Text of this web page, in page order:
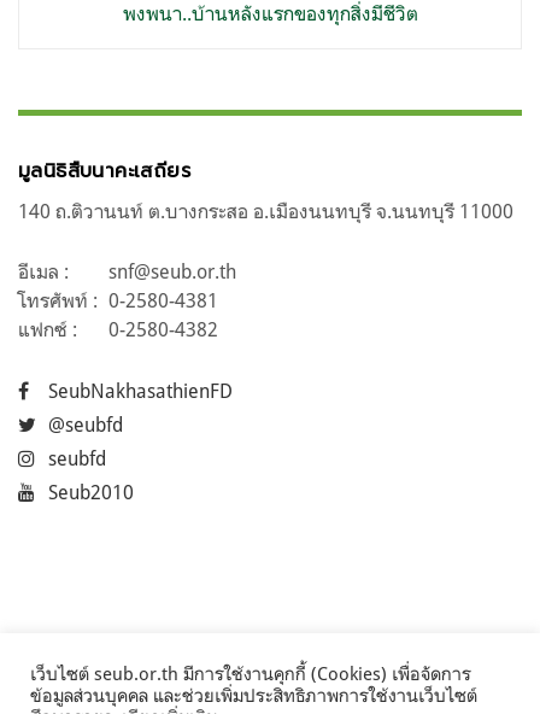
พงพนา..บ้านหลังแรกของทุกสิ่งมีชีวิต
มูลนิธิสืบนาคะเสถียร
140 ถ.ติวานนท์ ต.บางกระสอ อ.เมืองนนทบุรี จ.นนทบุรี 11000
อีเมล :
snf@seub.or.th
โทรศัพท์ : 0-2580-4381
แฟกซ์ :
0-2580-4382
SeubNakhasathienFD
@seubfd
seubfd
Seub2010
เว็บไซต์ seub.or.th มีการใช้งานคุกกี้ (Cookies) เพื่อจัดการ
ข้อมูลส่วนบุคคล และช่วยเพิ่มประสิทธิภาพการใช้งานเว็บไซต์